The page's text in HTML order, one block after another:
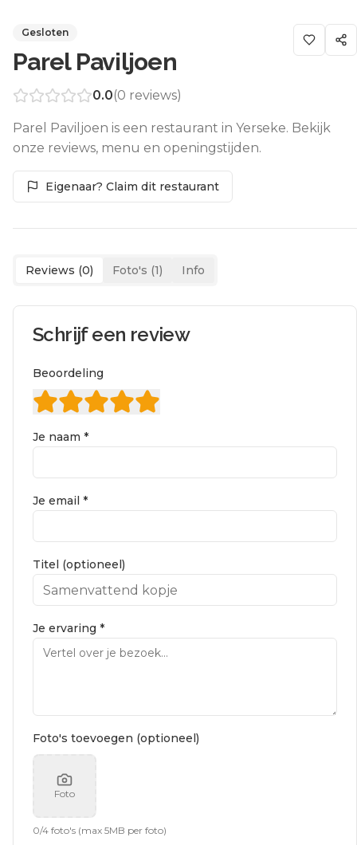
Gesloten
Parel Paviljoen
0.0(0 reviews)
Parel Paviljoen is een restaurant in Yerseke. Bekijk
onze reviews, menu en openingstijden.
Eigenaar? Claim dit restaurant
Reviews (0) Foto's (1) Info
Schrijf een review
Beoordeling
Je naam *
Je email *
Titel (optioneel)
Je ervaring *
Foto's toevoegen (optioneel)
Foto
0/4 foto's (max 5MB per foto)